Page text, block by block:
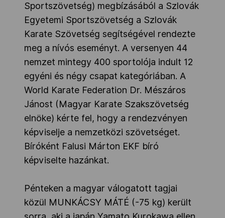
Sportszövetség) megbízásából a Szlovák
Egyetemi Sportszövetség a Szlovák
Karate Szövetség segítségével rendezte
meg a nívós eseményt. A versenyen 44
nemzet mintegy 400 sportolója indult 12
egyéni és négy csapat kategóriában. A
World Karate Federation Dr. Mészáros
Jánost (Magyar Karate Szakszövetség
elnöke) kérte fel, hogy a rendezvényen
képviselje a nemzetközi szövetséget.
Bíróként Falusi Márton EKF bíró
képviselte hazánkat.
Pénteken a magyar válogatott tagjai
közül MUNKÁCSY MÁTÉ (-75 kg) került